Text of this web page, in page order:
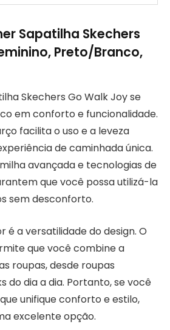
Sapatilha Skechers
Preto/Branco,
Skechers Go Walk Joy se
em conforto e funcionalidade.
facilita o uso e a leveza
de caminhada única.
avançada e tecnologias de
que você possa utilizá-la
sem desconforto.
é a versatilidade do design. O
que você combine a
roupas, desde roupas
do dia a dia. Portanto, se você
unifique conforto e estilo,
excelente opção.